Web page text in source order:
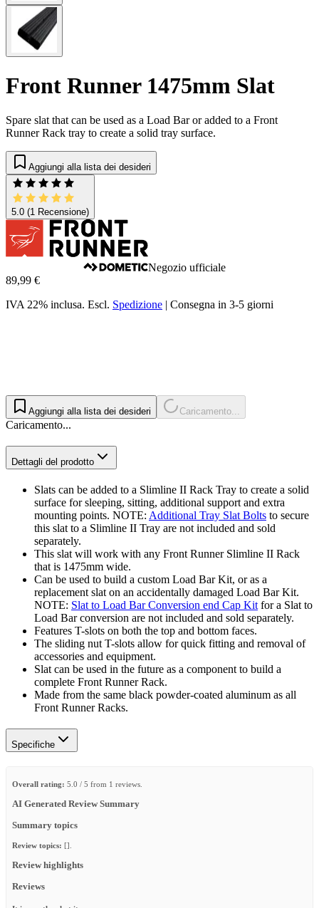
Front Runner 1475mm Slat
Spare slat that can be used as a Load Bar or added to a Front
Runner Rack tray to create a solid tray surface.
Aggiungi alla lista dei desideri
5.0 (1 Recensione)
Negozio ufficiale
89,99 €
IVA 22% inclusa. Escl. Spedizione | Consegna in 3-5 giorni
Aggiungi alla lista dei desideri Caricamento...
Caricamento...
Dettagli del prodotto
Slats can be added to a Slimline II Rack Tray to create a solid
surface for sleeping, sitting, additional support and extra
mounting points. NOTE: Additional Tray Slat Bolts to secure
this slat to a Slimline II Tray are not included and sold
separately.
This slat will work with any Front Runner Slimline II Rack
that is 1475mm wide.
Can be used to build a custom Load Bar Kit, or as a
replacement slat on an accidentally damaged Load Bar Kit.
NOTE: Slat to Load Bar Conversion end Cap Kit for a Slat to
Load Bar conversion are not included and sold separately.
Features T-slots on both the top and bottom faces.
The sliding nut T-slots allow for quick fitting and removal of
accessories and equipment.
Slat can be used in the future as a component to build a
complete Front Runner Rack.
Made from the same black powder-coated aluminum as all
Front Runner Racks.
Specifiche
Overall rating: 5.0 / 5 from 1 reviews.
AI Generated Review Summary
Summary topics
Review topics: [].
Review highlights
Reviews